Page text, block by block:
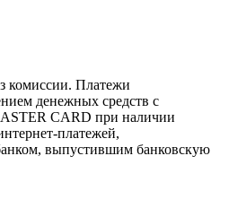
комиссии. Платежи
денежных средств с
CARD при наличии
платежей,
выпустившим банковскую